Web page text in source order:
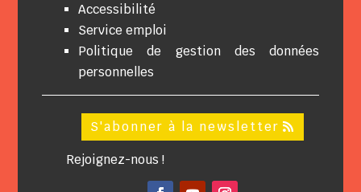
Accessibilité
Service emploi
Politique de gestion des données
personnelles
S'abonner à la newsletter
Rejoignez-nous !